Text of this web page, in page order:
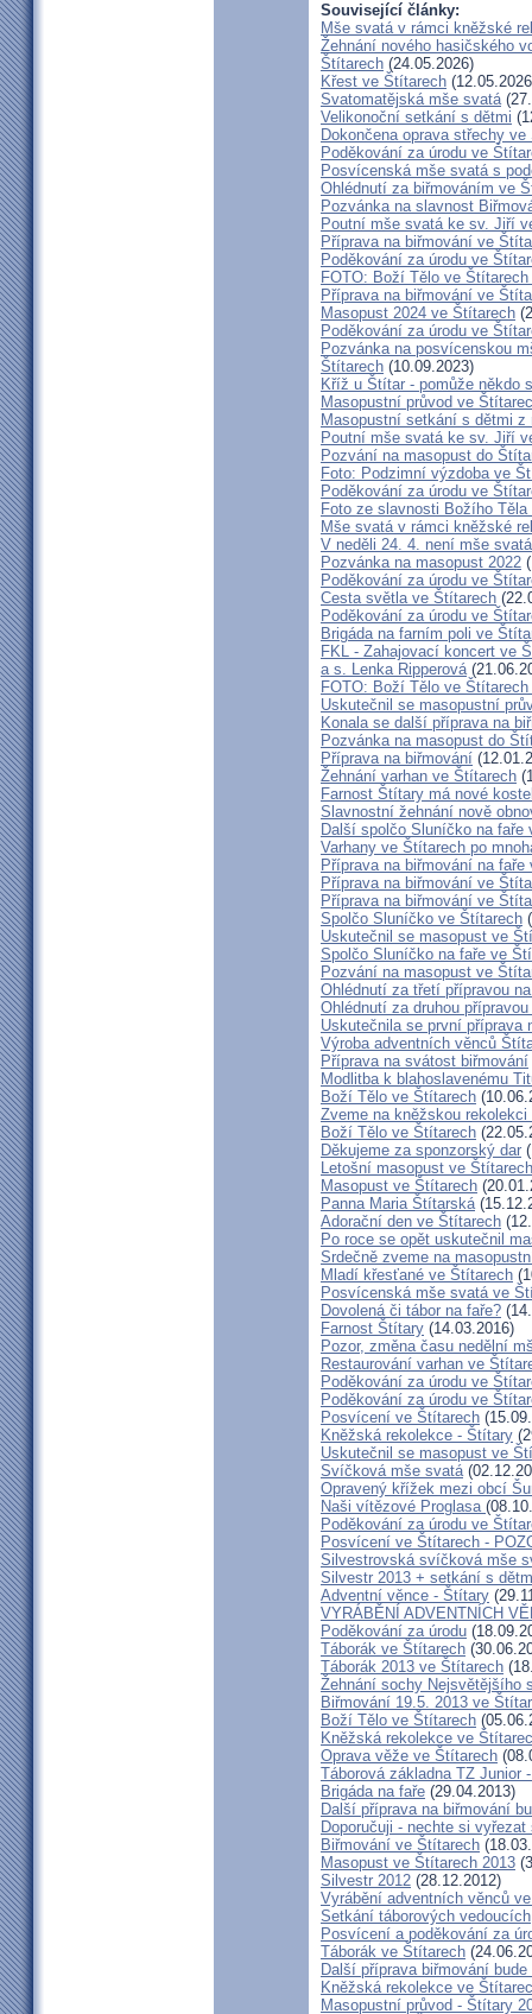
Související články:
Mše svatá v rámci kněžské
Žehnání nového hasičského
Štítarech (24.05.2026)
Křest ve Štítarech
Svatomatějská mše svatá
Velikonoční setkání s dětmi
Dokončena oprava střechy
Poděkování za úrodu ve
Posvícenská mše svatá s
Ohlédnutí za biřmováním ve
Pozvánka na slavnost
Poutní mše svatá ke sv. Jiří
Příprava na biřmování ve
Poděkování za úrodu ve
FOTO: Boží Tělo ve Štítarech
Příprava na biřmování ve
Masopust 2024 ve Štítarech
Poděkování za úrodu ve
Pozvánka na posvícenskou
Štítarech (10.09.2023)
Kříž u Štítar - pomůže někdo
Masopustní průvod ve
Masopustní setkání s dětmi
Poutní mše svatá ke sv. Jiří
Pozvání na masopust do
Foto: Podzimní výzdoba ve
Poděkování za úrodu ve
Foto ze slavnosti Božího
Mše svatá v rámci kněžské
V neděli 24. 4. není mše
Pozvánka na masopust 2022
Poděkování za úrodu ve
Cesta světla ve Štítarech
Poděkování za úrodu ve
Brigáda na farním poli ve
FKL - Zahajovací koncert ve
a s. Lenka Ripperová
FOTO: Boží Tělo ve Štítarech
Uskutečnil se masopustní
Konala se další příprava na
Pozvánka na masopust do
Příprava na biřmování
Žehnání varhan ve Štítarech
Farnost Štítary má nové
Slavnostní žehnání nově
Další spolčo Sluníčko na faře
Varhany ve Štítarech po
Příprava na biřmování na
Příprava na biřmování ve
Příprava na biřmování ve
Spolčo Sluníčko ve Štítarech
Uskutečnil se masopust ve
Spolčo Sluníčko na faře ve
Pozvání na masopust ve
Ohlédnutí za třetí přípravou
Ohlédnutí za druhou
Uskutečnila se první příprava
Výroba adventních věnců
Příprava na svátost biřmování
Modlitba k blahoslavenému
Boží Tělo ve Štítarech
Zveme na kněžskou
Boží Tělo ve Štítarech
Děkujeme za sponzorský dar
Letošní masopust ve
Masopust ve Štítarech
Panna Maria Štítarská
Adorační den ve Štítarech
Po roce se opět uskutečnil
Srdečně zveme na
Mladí křesťané ve Štítarech
Posvícenská mše svatá ve
Dovolená či tábor na faře?
Farnost Štítary (14.03.2016)
Pozor, změna času nedělní
Restaurování varhan ve
Poděkování za úrodu ve
Poděkování za úrodu ve
Posvícení ve Štítarech
Kněžská rekolekce - Štítary
Uskutečnil se masopust ve
Svíčková mše svatá
Opravený křížek mezi obcí
Naši vítězové Proglasa
Poděkování za úrodu ve
Posvícení ve Štítarech -
Silvestrovská svíčková mše
Silvestr 2013 + setkání s
Adventní věnce - Štítary
VYRÁBĚNÍ ADVENTNÍCH
Poděkování za úrodu
Táborák ve Štítarech
Táborák 2013 ve Štítarech
Žehnání sochy Nejsvětějšího
Biřmování 19.5. 2013 ve
Boží Tělo ve Štítarech
Kněžská rekolekce ve
Oprava věže ve Štítarech
Táborová základna TZ Junior
Brigáda na faře (29.04.2013)
Další příprava na biřmování
Doporučuji - nechte si vyřezat
Biřmování ve Štítarech
Masopust ve Štítarech 2013
Silvestr 2012 (28.12.2012)
Vyrábění adventních věnců
Setkání táborových vedoucích
Posvícení a poděkování za
Táborák ve Štítarech
Další příprava biřmování
Kněžská rekolekce ve
Masopustní průvod - Štítary